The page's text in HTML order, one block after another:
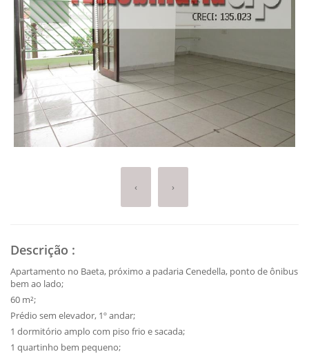
‹ ›
Descrição :
Apartamento no Baeta, próximo a padaria Cenedella, ponto de ônibus
bem ao lado;
60 m²;
Prédio sem elevador, 1º andar;
1 dormitório amplo com piso frio e sacada;
1 quartinho bem pequeno;